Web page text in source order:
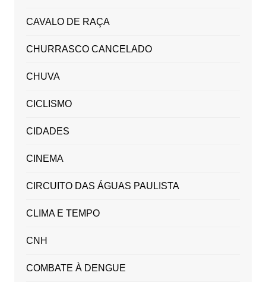
CAVALO DE RAÇA
CHURRASCO CANCELADO
CHUVA
CICLISMO
CIDADES
CINEMA
CIRCUITO DAS ÁGUAS PAULISTA
CLIMA E TEMPO
CNH
COMBATE À DENGUE